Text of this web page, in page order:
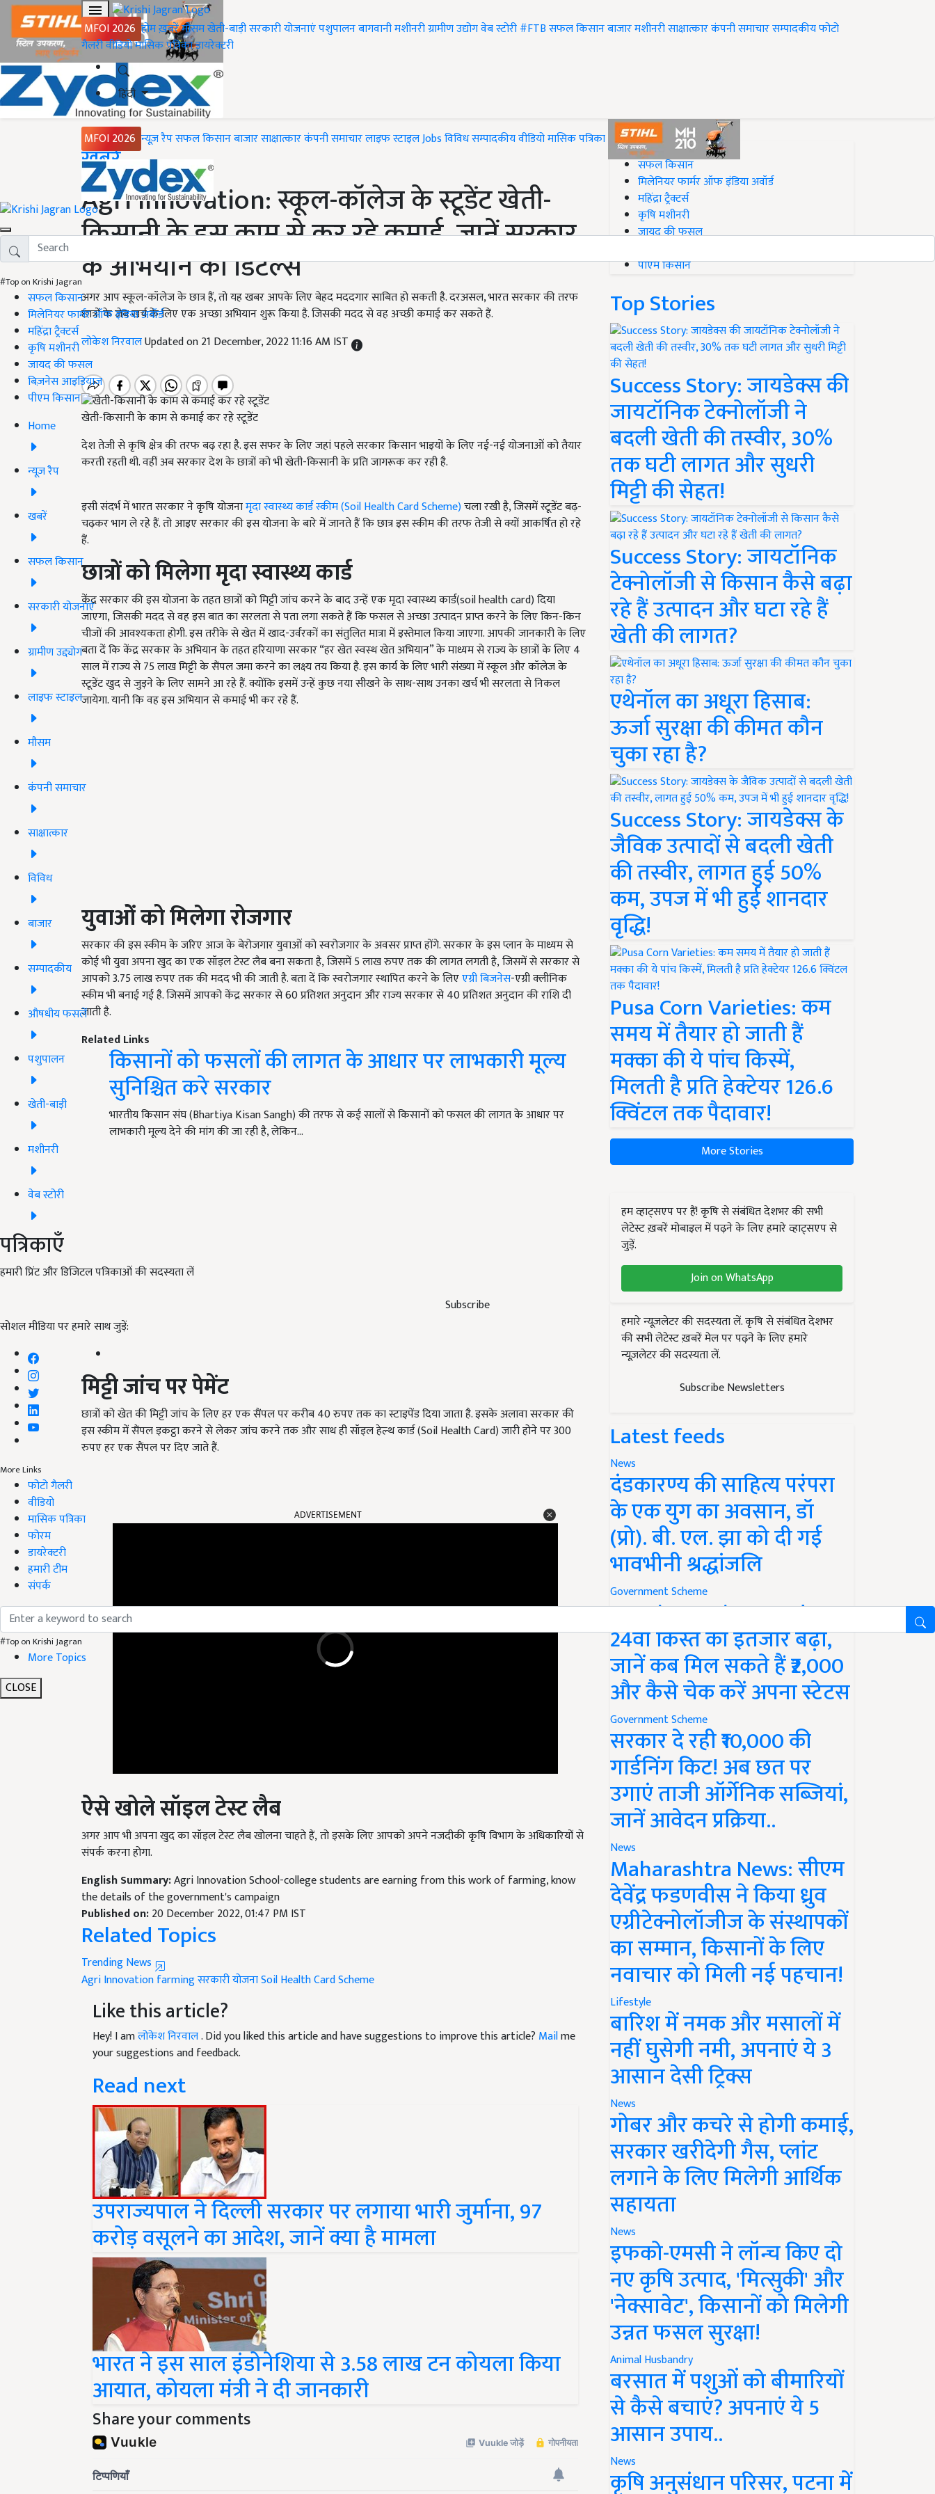
MFOI 2026 होमख़बरेंमौसमखेती-बाड़ीसरकारी योजनाएंपशुपालनबागवानीमशीनरीग्रामीण उद्योगवेब स्टोरी#FTBसफल किसानबाजारमशीनरीसाक्षात्कारकंपनी समाचारसम्पादकीयफोटो
गैलरीवीडियोमासिक पत्रिकाडायरेक्टरी
हिंदी
MFOI 2026 न्यूज़ रैपसफल किसानबाजारसाक्षात्कारकंपनी समाचारलाइफ स्टाइलJobsविविधसम्पादकीयवीडियोमासिक पत्रिका
#Top on Krishi Jagran
सफल किसान
मिलेनियर फार्मर ऑफ इंडिया अवॉर्ड
महिंद्रा ट्रैक्टर्स
कृषि मशीनरी
जायद की फसल
बिज़नेस आइडियाज
पीएम किसान
Home
न्यूज़ रैप
खबरें
सफल किसान
सरकारी योजनाएं
ग्रामीण उद्द्योग
लाइफ स्टाइल
मौसम
कंपनी समाचार
साक्षात्कार
विविध
बाजार
सम्पादकीय
औषधीय फसलें
पशुपालन
खेती-बाड़ी
मशीनरी
वेब स्टोरी
पत्रिकाएँ
हमारी प्रिंट और डिजिटल पत्रिकाओं की सदस्यता लें
Subscribe
सोशल मीडिया पर हमारे साथ जुड़ें:
More Links
फोटो गैलरी
वीडियो
मासिक पत्रिका
फोरम
डायरेक्टरी
हमारी टीम
संपर्क
#Top on Krishi Jagran
More Topics
CLOSE
Home
ख़बरें
Agri Innovation: स्कूल-कॉलेज के स्टूडेंट खेती-
किसानी के इस काम से कर रहे कमाई, जानें सरकार
के अभियान की डिटेल्स
अगर आप स्कूल-कॉलेज के छात्र हैं, तो यह खबर आपके लिए बेहद मददगार साबित हो सकती है. दरअसल, भारत सरकार की तरफ
छात्रों के जेब खर्च के लिए एक अच्छा अभियान शुरू किया है. जिसकी मदद से वह अच्छी कमाई कर सकते हैं.
लोकेश निरवालUpdated on 21 December, 2022 11:16 AM IST
खेती-किसानी के काम से कमाई कर रहे स्टूडेंट
देश तेजी से कृषि क्षेत्र की तरफ बढ़ रहा है. इस सफर के लिए जहां पहले सरकार किसान भाइयों के लिए नई-नई योजनाओं को तैयार
करती रहती थी. वहीं अब सरकार देश के छात्रों को भी खेती-किसानी के प्रति जागरूक कर रही है.
इसी संदर्भ में भारत सरकार ने कृषि योजनामृदा स्वास्थ्य कार्ड स्कीम (Soil Health Card Scheme)चला रखी है,जिसमें स्टूडेंट बढ़-
चढ़कर भाग ले रहे हैं. तो आइए सरकार की इस योजना के बारे में जानते हैं कि छात्र इस स्कीम की तरफ तेजी से क्यों आकर्षित हो रहे
हैं.
छात्रों को मिलेगा मृदा स्वास्थ्य कार्ड
केंद्र सरकार की इस योजना के तहत छात्रों को मिट्टी जांच करने के बाद उन्हें एक मृदा स्वास्थ्य कार्ड(soil health card) दिया
जाएगा, जिसकी मदद से वह इस बात का सरलता से पता लगा सकते हैं कि फसल से अच्छा उत्पादन प्राप्त करने के लिए किन-किन
चीजों की आवश्यकता होगी. इस तरीके से खेत में खाद-उर्वरकों का संतुलित मात्रा में इस्तेमाल किया जाएगा. आपकी जानकारी के लिए
बता दें कि केंद्र सरकार के अभियान के तहत हरियाणा सरकार “हर खेत स्वस्थ खेत अभियान”के माध्यम सेराज्य के छात्रों के लिए 4
साल में राज्य से75लाख मिट्टी के सैंपल जमा करने का लक्ष्य तय किया है. इस कार्य के लिए भारी संख्या में स्कूल और कॉलेज के
स्टूडेंट खुद से जुड़ने के लिए सामने आ रहे हैं. क्योंकि इसमें उन्हें कुछ नया सीखने के साथ-साथ उनका खर्च भी सरलता से निकल
जायेगा. यानी कि वह इस अभियान से कमाई भी कर रहे हैं.
युवाओं को मिलेगा रोजगार
सरकार की इस स्कीम के जरिए आज के बेरोजगार युवाओं को स्वरोजगार के अवसर प्राप्त होंगे. सरकार के इस प्लान के माध्यम से
कोई भी युवा अपना खुद का एक सॉइल टेस्ट लैब बना सकता है, जिसमें 5लाख रुपए तक की लागत लगती है, जिसमें से सरकार से
आपको 3.75लाख रुपए तक की मदद भी की जाती है. बता दें कि स्वरोजगार स्थापित करने के लिएएग्री बिजनेस-एग्री क्लीनिक
स्कीम भी बनाई गई है. जिसमें आपको केंद्र सरकार से60प्रतिशत अनुदान और राज्य सरकार से40प्रतिशत अनुदान की राशि दी
जाती है.
Related Links
किसानों को फसलों की लागत के आधार पर लाभकारी मूल्य
सुनिश्चित करे सरकार
भारतीय किसान संघ (Bhartiya Kisan Sangh) की तरफ से कई सालों से किसानों को फसल की लागत के आधार पर
लाभकारी मूल्य देने की मांग की जा रही है, लेकिन…
मिट्टी जांच पर पेमेंट
छात्रों को खेत की मिट्टी जांच के लिए हर एक सैंपल पर करीब 40रुपए तक का स्टाइपेंड दिया जाता है. इसके अलावा सरकार की
इस स्कीम में सैंपल इकट्ठा करने से लेकर जांच करने तक और साथ ही सॉइल हेल्थ कार्ड (Soil Health Card) जारी होने पर 300
रुपए हर एक सैंपल पर दिए जाते हैं.
ऐसे खोले सॉइल टेस्ट लैब
अगर आप भी अपना खुद का सॉइल टेस्ट लैब खोलना चाहते हैं, तो इसके लिए आपको अपने नजदीकी कृषि विभाग के अधिकारियों से
संपर्क करना होगा.
the details of the government's campaign
Published on:20 December 2022, 01:47 PM IST
Related Topics
Trending News
Agri Innovation farming
Like this article?
Hey! I amलोकेश निरवाल. Did you liked this article and have suggestions to improve this article?
your suggestions and feedback.
Read next
उपराज्यपाल ने दिल्ली सरकार पर लगाया भारी जुर्माना, 97
करोड़ वसूलने का आदेश, जानें क्या है मामला
भारत ने इस साल इंडोनेशिया से 3.58 लाख टन कोयला किया
आयात, कोयला मंत्री ने दी जानकारी
Share your comments
#Top on Krishi Jagran
सफल किसान
मिलेनियर फार्मर ऑफ इंडिया अवॉर्ड
महिंद्रा ट्रैक्टर्स
कृषि मशीनरी
जायद की फसल
पीएम किसान
Top Stories
Success Story: जायडेक्स की
जायटॉनिक टेक्नोलॉजी ने
बदली खेती की तस्वीर, 30%
तक घटी लागत और सुधरी
मिट्टी की सेहत!
Success Story: जायटॉनिक
टेक्नोलॉजी से किसान कैसे बढ़ा
रहे हैं उत्पादन और घटा रहे हैं
खेती की लागत?
एथेनॉल का अधूरा हिसाब:
ऊर्जा सुरक्षा की कीमत कौन
चुका रहा है?
Success Story: जायडेक्स के
जैविक उत्पादों से बदली खेती
की तस्वीर, लागत हुई 50%
कम, उपज में भी हुई शानदार
वृद्धि!
Pusa Corn Varieties: कम
समय में तैयार हो जाती हैं
मक्का की ये पांच किस्में,
मिलती है प्रति हेक्टेयर 126.6
क्विंटल तक पैदावार!
More Stories
हम व्हाट्सएप पर हैं! कृषि से संबंधित देशभर की सभी
लेटेस्ट ख़बरें मोबाइल में पढ़ने के लिए हमारे व्हाट्सएप से
जुड़ें.
Join on WhatsApp
हमारे न्यूज़लेटर की सदस्यता लें. कृषि से संबंधित देशभर
की सभी लेटेस्ट ख़बरें मेल पर पढ़ने के लिए हमारे
न्यूज़लेटर की सदस्यता लें.
Subscribe Newsletters
Latest feeds
News
दंडकारण्य की साहित्य परंपरा
के एक युग का अवसान, डॉ
(प्रो). बी. एल. झा को दी गई
भावभीनी श्रद्धांजलि
Government Scheme
PM Kisan Yojana Update:
24वीं किस्त का इंतजार बढ़ा,
जानें कब मिल सकते हैं ₹2,000
और कैसे चेक करें अपना स्टेटस
Government Scheme
सरकार दे रही ₹10,000 की
गार्डनिंग किट! अब छत पर
उगाएं ताजी ऑर्गेनिक सब्जियां,
जानें आवेदन प्रक्रिया..
News
Maharashtra News: सीएम
देवेंद्र फडणवीस ने किया ध्रुव
एग्रीटेक्नोलॉजीज के संस्थापकों
का सम्मान, किसानों के लिए
नवाचार को मिली नई पहचान!
Lifestyle
बारिश में नमक और मसालों में
नहीं घुसेगी नमी, अपनाएं ये 3
आसान देसी ट्रिक्स
News
गोबर और कचरे से होगी कमाई,
सरकार खरीदेगी गैस, प्लांट
लगाने के लिए मिलेगी आर्थिक
सहायता
News
इफको-एमसी ने लॉन्च किए दो
नए कृषि उत्पाद, 'मित्सुकी' और
'नेक्सावेट', किसानों को मिलेगी
उन्नत फसल सुरक्षा!
Animal Husbandry
बरसात में पशुओं को बीमारियों
से कैसे बचाएं? अपनाएं ये 5
आसान उपाय..
News
कृषि अनुसंधान परिसर, पटना में